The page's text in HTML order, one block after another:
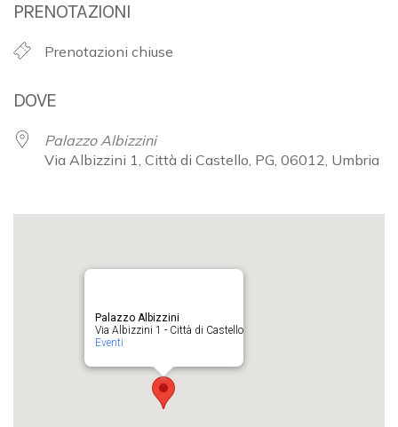
PRENOTAZIONI
Prenotazioni chiuse
DOVE
Palazzo Albizzini
Via Albizzini 1, Città di Castello, PG, 06012, Umbria
Palazzo Albizzini
Via Albizzini 1 - Città di Castello
Eventi